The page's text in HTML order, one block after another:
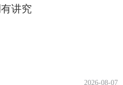
讲究
2026-08-07